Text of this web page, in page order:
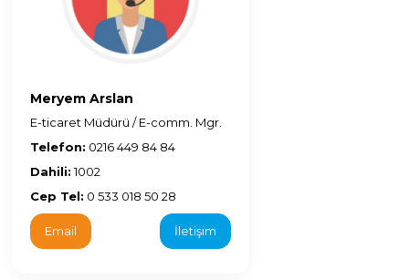
Meryem Arslan
E-ticaret Müdürü / E-comm. Mgr.
Telefon: 0216 449 84 84
Dahili:1002
Cep Tel: 0 533 018 50 28
Email İletişim